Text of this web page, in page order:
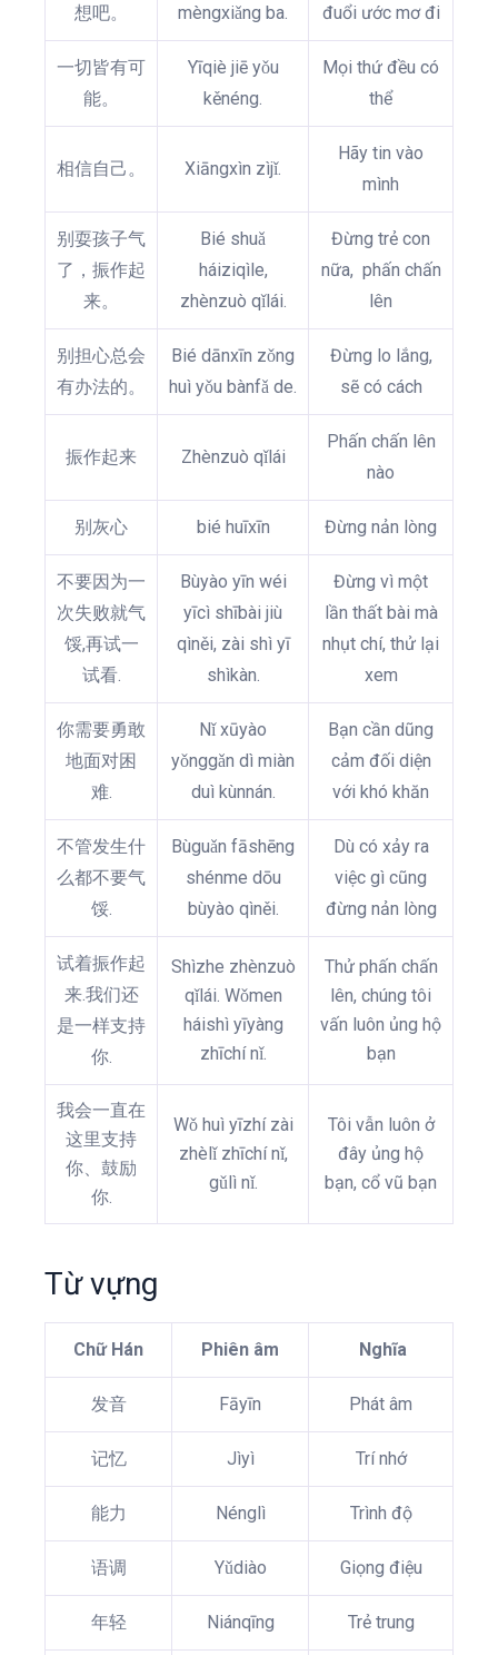
想吧。
mèngxiǎng ba.
đuổi ước mơ đi
一切皆有可
能。
Yīqiè jiē yǒu
kěnéng.
Mọi thứ đều có
thể
相信自己。 Xiāngxìn zìjǐ.
Hãy tin vào
mình
别耍孩子气
了，振作起
来。
Bié shuǎ
háiziqìle,
zhènzuò qǐlái.
Đừng trẻ con
nữa, phấn chấn
lên
别担心总会
有办法的。
Bié dānxīn zǒng
huì yǒu bànfǎ de.
Đừng lo lắng,
sẽ có cách
振作起来 Zhènzuò qǐlái
Phấn chấn lên
nào
别灰心 bié huīxīn Đừng nản lòng
不要因为一
次失败就气
馁,再试一
试看.
Bùyào yīn wéi
yīcì shībài jiù
qìněi, zài shì yī
shìkàn.
Đừng vì một
lần thất bài mà
nhụt chí, thử lại
xem
你需要勇敢
地面对困
难.
Nǐ xūyào
yǒnggǎn dì miàn
duì kùnnán.
Bạn cần dũng
cảm đối diện
với khó khăn
不管发生什
么都不要气
馁.
Bùguǎn fāshēng
shénme dōu
bùyào qìněi.
Dù có xảy ra
việc gì cũng
đừng nản lòng
试着振作起
来.我们还
是一样支持
你.
Shìzhe zhènzuò
qǐlái. Wǒmen
háishì yīyàng
zhīchí nǐ.
Thử phấn chấn
lên, chúng tôi
vấn luôn ủng hộ
bạn
我会一直在
这里支持
你、鼓励
你.
Wǒ huì yīzhí zài
zhèlǐ zhīchí nǐ,
gǔlì nǐ.
Tôi vẫn luôn ở
đây ủng hộ
bạn, cổ vũ bạn
Từ vựng
Chữ Hán Phiên âm Nghĩa
发音 Fāyīn Phát âm
记忆 Jìyì Trí nhớ
能力 Nénglì Trình độ
语调 Yǔdiào Giọng điệu
年轻 Niánqīng Trẻ trung